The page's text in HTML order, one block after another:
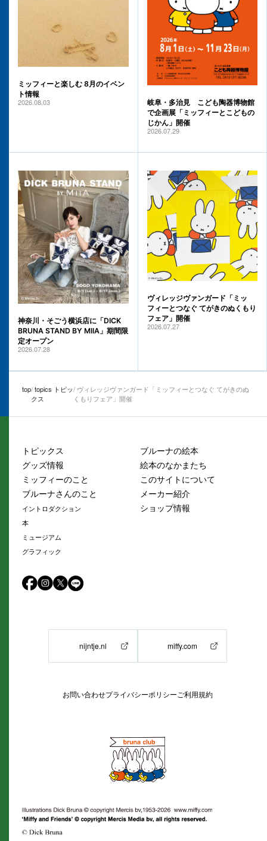
ミッフィーと楽しむ 8月のイベン
ト情報
2026.08.03
岐阜・多治見 こども陶器博物館
で企画展「ミッフィーとこどもの
じかん」開催
2026.07.29
神奈川・そごう横浜店に「DICK
BRUNA STAND BY MIIA」期間限
定オープン
2026.07.28
ヴィレッジヴァンガード「ミッ
フィーとつなぐ てがきのぬくもり
フェア」開催
2026.07.27
top topics トピッ
クス
ヴィレッジヴァンガード「ミッフィーとつなぐ てがきのぬ
くもりフェア」開催
トピックス
グッズ情報
ミッフィーのこと
ブルーナさんのこと
イントロダクション
本
ミュージアム
グラフィック
ブルーナの絵本
絵本のなかまたち
このサイトについて
メーカー紹介
ショップ情報
nijntje.nl miffy.com
お問い合わせプライバシーポリシー ご利用規約